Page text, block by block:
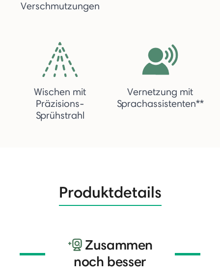
Verschmutzungen
Wischen mit
Präzisions-
Sprühstrahl
Vernetzung mit
Sprachassistenten**
Produktdetails
Zusammen
noch besser